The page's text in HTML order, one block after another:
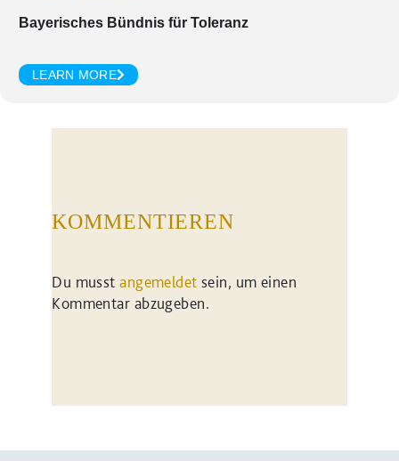
Bayerisches Bündnis für Toleranz
LEARN MORE
KOMMENTIEREN
Du musstangemeldet sein, um einen
Kommentar abzugeben.